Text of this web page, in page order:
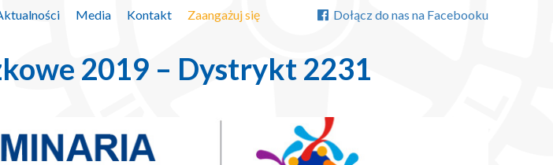
Dołącz do nas na Facebooku
Media Kontakt Zaangażuj się
2019 – Dystrykt 2231